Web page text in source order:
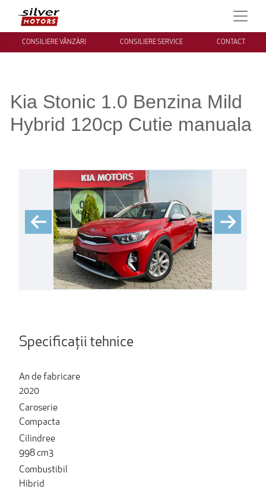
CONSILIERE VÂNZĂRI CONSILIERE SERVICE CONTACT
Kia Stonic 1.0 Benzina Mild
Hybrid 120cp Cutie manuala
Specificații tehnice
An de fabricare
2020
Caroserie
Compacta
Cilindree
998 cm3
Combustibil
Hibrid